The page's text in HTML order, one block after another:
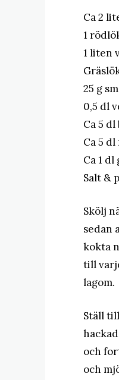
Ca 2
1
1 liten
25 g
0,5 dl
Ca 5
Ca 5
Ca 1
Salt &
Skölj
sedan
kokta
till
lagom.
Ställ
och
och